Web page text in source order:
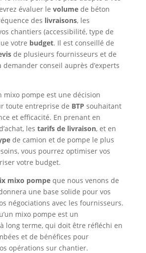
évaluer le volumede béton
des livraisons, les
chantiers (accessibilité, type de
votre budget. Il est conseillé de
de plusieurs fournisseurs et de
demander conseil auprès d’experts
mixo pompe est une décision
toute entreprise de BTP souhaitant
et efficacité. En prenant en
les tarifs de livraison, et en
de camion et de pompe le plus
vous pourrez optimiser vos
votre budget.
mixo pompeque nous venons de
une base solide pour vos
négociations avec les fournisseurs.
mixo pompe est un
long terme, qui doit être réfléchi en
et de bénéfices pour
opérations sur chantier.